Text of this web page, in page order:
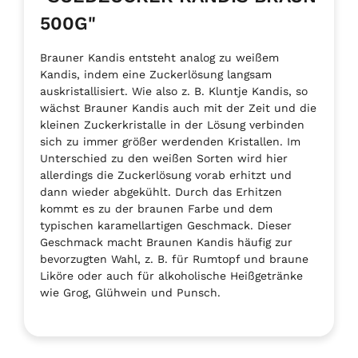
500G"
Brauner Kandis entsteht analog zu weißem
Kandis, indem eine Zuckerlösung langsam
auskristallisiert. Wie also z. B. Kluntje Kandis, so
wächst Brauner Kandis auch mit der Zeit und die
kleinen Zuckerkristalle in der Lösung verbinden
sich zu immer größer werdenden Kristallen. Im
Unterschied zu den weißen Sorten wird hier
allerdings die Zuckerlösung vorab erhitzt und
dann wieder abgekühlt. Durch das Erhitzen
kommt es zu der braunen Farbe und dem
typischen karamellartigen Geschmack. Dieser
Geschmack macht Braunen Kandis häufig zur
bevorzugten Wahl, z. B. für Rumtopf und braune
Liköre oder auch für alkoholische Heißgetränke
wie Grog, Glühwein und Punsch.